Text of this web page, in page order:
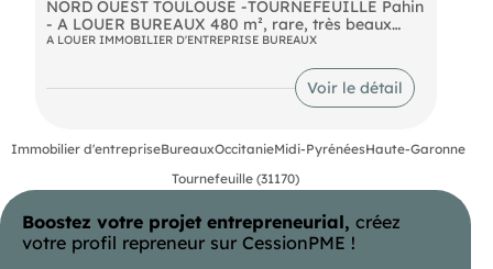
NORD OUEST TOULOUSE -TOURNEFEUILLE Pahin
- A LOUER BUREAUX 480 m², rare, très beaux
bureaux, lumineux sur 2 niveaux, très belles
espace pause, climatisation réversible, fibre
optique, climatisation, parking, portail
électrique,site sécurisé, idéal pour bureaux siège,
A LOUER IMMOBILIER D'ENTREPRISE BUREAUX
Voir le détail
Immobilier d'entrepriseBureauxOccitanieMidi-PyrénéesHaute-Garonne
Tournefeuille (31170)
Boostez votre projet entrepreneurial, créez
votre profil repreneur sur CessionPME !